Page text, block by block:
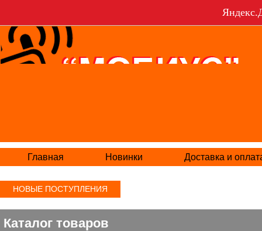
Главная Новинки Доставка и
НОВЫЕ ПОСТУПЛЕНИЯ
Каталог товаров